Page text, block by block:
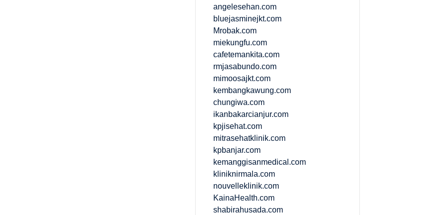
angelesehan.com
bluejasminejkt.com
Mrobak.com
miekungfu.com
cafetemankita.com
rmjasabundo.com
mimoosajkt.com
kembangkawung.com
chungiwa.com
ikanbakarcianjur.com
kpjisehat.com
mitrasehatklinik.com
kpbanjar.com
kemanggisanmedical.com
kliniknirmala.com
nouvelleklinik.com
KainaHealth.com
shabirahusada.com